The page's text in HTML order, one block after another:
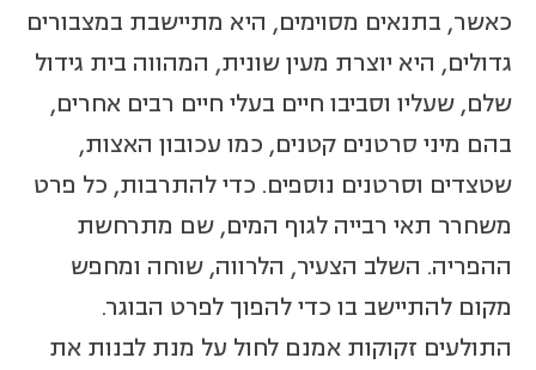
כאשר, בתנאים מסוימים, היא מתיישבת במצבורים
גדולים, היא יוצרת מעין שונית, המהווה בית גידול
שלם, שעליו וסביבו חיים בעלי חיים רבים אחרים,
בהם מיני סרטנים קטנים, כמו עכובון האצות,
שטצדים וסרטנים נוספים. כדי להתרבות, כל פרט
משחרר תאי רבייה לגוף המים, שם מתרחשת
ההפריה. השלב הצעיר, הלרווה, שוחה ומחפש
מקום להתיישב בו כדי להפוך לפרט הבוגר.
התולעים זקוקות אמנם לחול על מנת לבנות את